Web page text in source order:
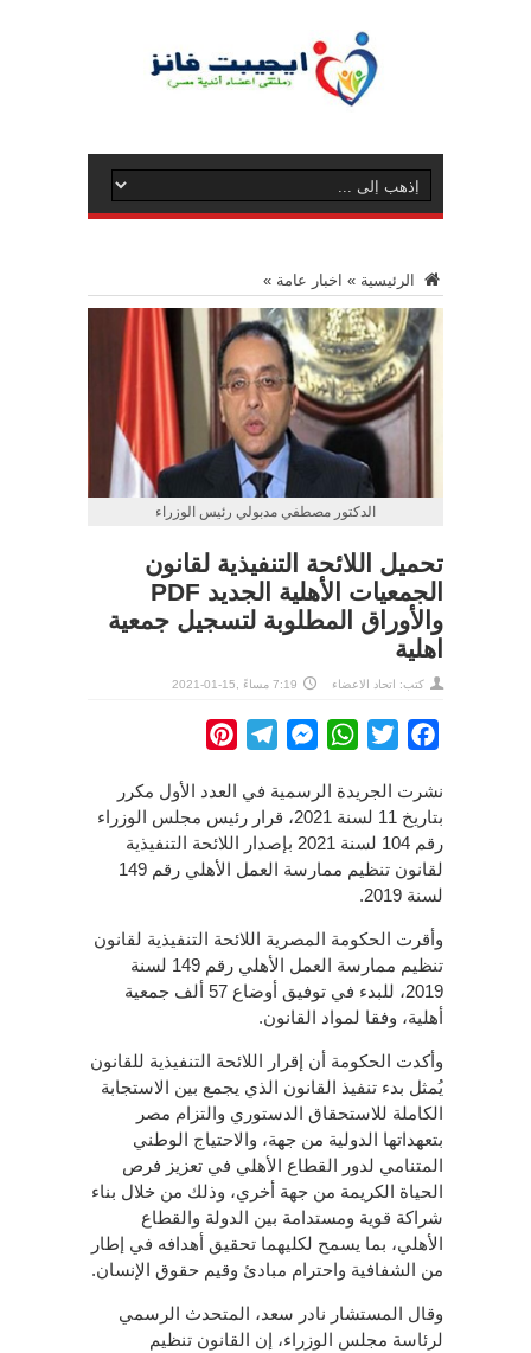
الرئيسية » اخبار عامة »
الدكتور مصطفي مدبولي رئيس الوزراء
تحميل اللائحة التنفيذية لقانون
الجمعيات الأهلية الجديد PDF
والأوراق المطلوبة لتسجيل جمعية
اهلية
كتب: اتحاد الاعضاء 7:19 مساءً ,15-01-2021
Facebook
Twitter
WhatsApp
Messenger
Telegram
نشرت الجريدة الرسمية في العدد الأول مكرر
بتاريخ 11 لسنة 2021، قرار رئيس مجلس الوزراء
رقم 104 لسنة 2021 بإصدار اللائحة التنفيذية
لقانون تنظيم ممارسة العمل الأهلي رقم 149
لسنة 2019.
وأقرت الحكومة المصرية اللائحة التنفيذية لقانون
تنظيم ممارسة العمل الأهلي رقم 149 لسنة
2019، للبدء في توفيق أوضاع 57 ألف جمعية
أهلية، وفقا لمواد القانون.
وأكدت الحكومة أن إقرار اللائحة التنفيذية للقانون
يُمثل بدء تنفيذ القانون الذي يجمع بين الاستجابة
الكاملة للاستحقاق الدستوري والتزام مصر
بتعهداتها الدولية من جهة، والاحتياج الوطني
المتنامي لدور القطاع الأهلي في تعزيز فرص
الحياة الكريمة من جهة أخري، وذلك من خلال بناء
شراكة قوية ومستدامة بين الدولة والقطاع
الأهلي، بما يسمح لكليهما تحقيق أهدافه في إطار
من الشفافية واحترام مبادئ وقيم حقوق الإنسان.
وقال المستشار نادر سعد، المتحدث الرسمي
لرئاسة مجلس الوزراء، إن القانون تنظيم